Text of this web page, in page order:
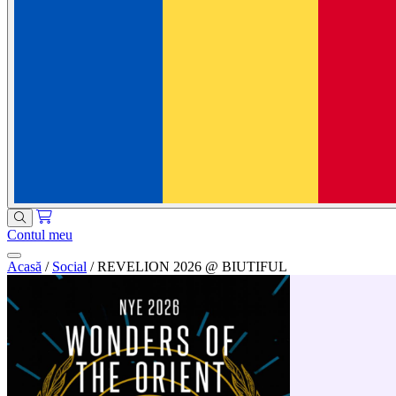
Contul meu
Acasă / Social / REVELION 2026 @ BIUTIFUL